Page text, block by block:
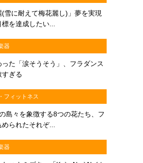
(雪に耐えて梅花麗し)」夢を実現
を達成したい...
器
た「涙そうそう」、フラダンス
すぎる
フィットネス
島々を象徴する8つの花たち、フ
られたそれぞ...
器